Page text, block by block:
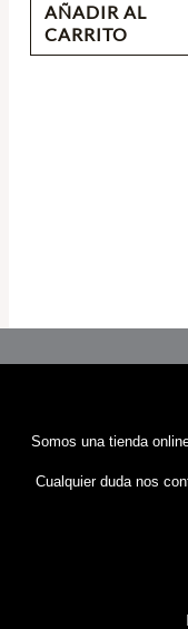
AÑADIR AL
CARRITO
Somos una tienda
Cualquier duda nos